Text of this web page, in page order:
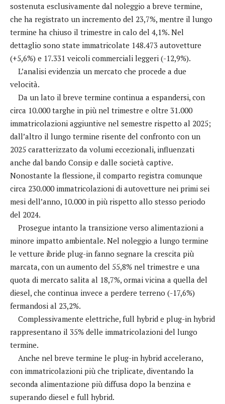
sostenuta esclusivamente dal noleggio a breve termine,
che ha registrato un incremento del 23,7%, mentre il lungo
termine ha chiuso il trimestre in calo del 4,1%. Nel
dettaglio sono state immatricolate 148.473 autovetture
(+5,6%) e 17.331 veicoli commerciali leggeri (-12,9%).
L’analisi evidenzia un mercato che procede a due
velocità.
Da un lato il breve termine continua a espandersi, con
circa 10.000 targhe in più nel trimestre e oltre 31.000
immatricolazioni aggiuntive nel semestre rispetto al 2025;
dall’altro il lungo termine risente del confronto con un
2025 caratterizzato da volumi eccezionali, influenzati
anche dal bando Consip e dalle società captive.
Nonostante la flessione, il comparto registra comunque
circa 230.000 immatricolazioni di autovetture nei primi sei
mesi dell’anno, 10.000 in più rispetto allo stesso periodo
del 2024.
Prosegue intanto la transizione verso alimentazioni a
minore impatto ambientale. Nel noleggio a lungo termine
le vetture ibride plug-in fanno segnare la crescita più
marcata, con un aumento del 55,8% nel trimestre e una
quota di mercato salita al 18,7%, ormai vicina a quella del
diesel, che continua invece a perdere terreno (-17,6%)
fermandosi al 23,2%.
Complessivamente elettriche, full hybrid e plug-in hybrid
rappresentano il 35% delle immatricolazioni del lungo
termine.
Anche nel breve termine le plug-in hybrid accelerano,
con immatricolazioni più che triplicate, diventando la
seconda alimentazione più diffusa dopo la benzina e
superando diesel e full hybrid.